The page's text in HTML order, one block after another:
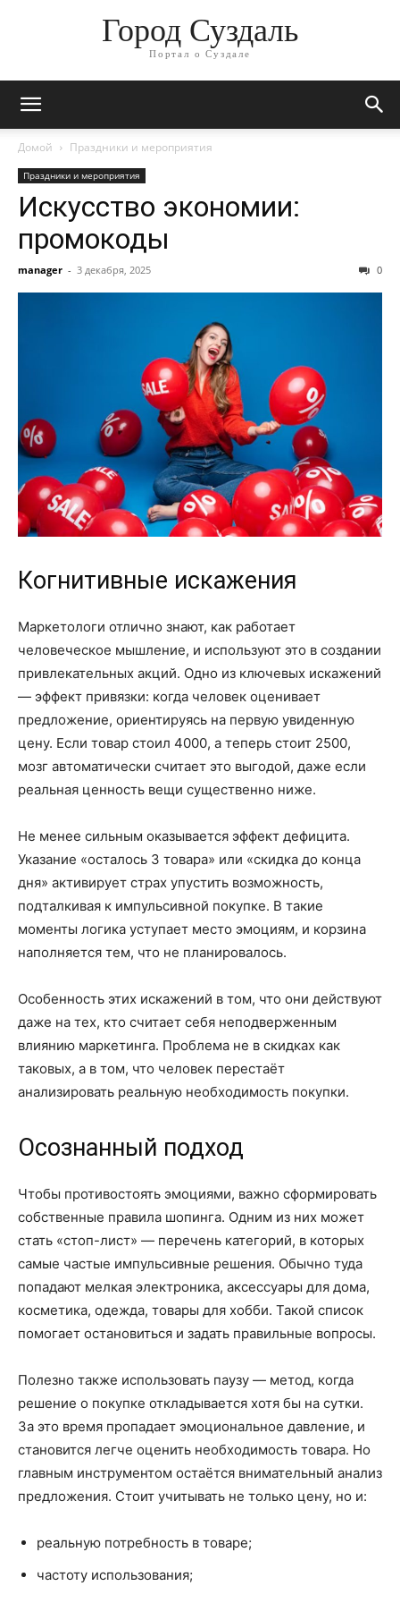
Город Суздаль
Портал о Суздале
Домой Праздники и мероприятия
Праздники и мероприятия
Искусство экономии:
промокоды
manager - 3 декабря, 2025 0
Когнитивные искажения
Маркетологи отлично знают, как работает
человеческое мышление, и используют это в создании
привлекательных акций. Одно из ключевых искажений
— эффект привязки: когда человек оценивает
предложение, ориентируясь на первую увиденную
цену. Если товар стоил 4000, а теперь стоит 2500,
мозг автоматически считает это выгодой, даже если
реальная ценность вещи существенно ниже.
Не менее сильным оказывается эффект дефицита.
Указание «осталось 3 товара» или «скидка до конца
дня» активирует страх упустить возможность,
подталкивая к импульсивной покупке. В такие
моменты логика уступает место эмоциям, и корзина
наполняется тем, что не планировалось.
Особенность этих искажений в том, что они действуют
даже на тех, кто считает себя неподверженным
влиянию маркетинга. Проблема не в скидках как
таковых, а в том, что человек перестаёт
анализировать реальную необходимость покупки.
Осознанный подход
Чтобы противостоять эмоциями, важно сформировать
собственные правила шопинга. Одним из них может
стать «стоп-лист» — перечень категорий, в которых
самые частые импульсивные решения. Обычно туда
попадают мелкая электроника, аксессуары для дома,
косметика, одежда, товары для хобби. Такой список
помогает остановиться и задать правильные вопросы.
Полезно также использовать паузу — метод, когда
решение о покупке откладывается хотя бы на сутки.
За это время пропадает эмоциональное давление, и
становится легче оценить необходимость товара. Но
главным инструментом остаётся внимательный анализ
предложения. Стоит учитывать не только цену, но и:
реальную потребность в товаре;
частоту использования;